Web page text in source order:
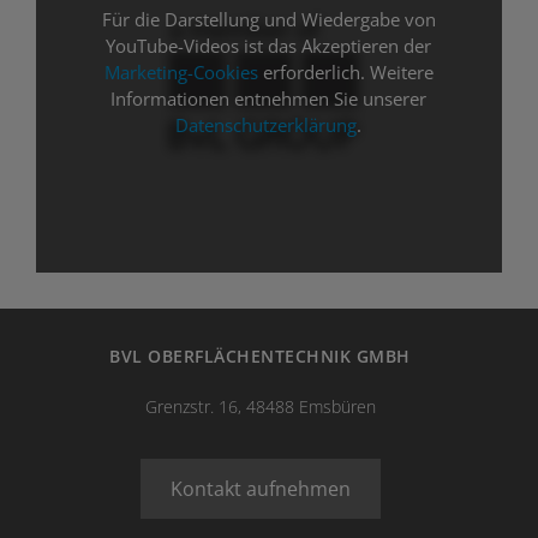
Für die Darstellung und Wiedergabe von
YouTube-Videos ist das Akzeptieren der
Marketing-Cookieserforderlich. Weitere
Informationen entnehmen Sie unserer
Datenschutzerklärung.
BVL OBERFLÄCHENTECHNIK GMBH
Grenzstr. 16, 48488 Emsbüren
Kontakt aufnehmen